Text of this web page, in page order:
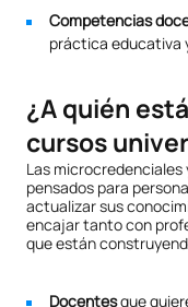
Competencias
práctica educativa
¿A quién
cursos
Las microcredenciales
pensados para
actualizar sus
encajar tanto con
que están
Docentesque